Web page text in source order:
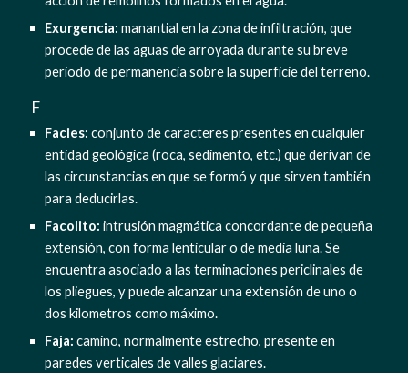
Exurgencia: manantial en la zona de infiltración, que
procede de las aguas de arroyada durante su breve
periodo de permanencia sobre la superficie del terreno.
  F
Facies: conjunto de caracteres presentes en cualquier
entidad geológica (roca, sedimento, etc.) que derivan de
las circunstancias en que se formó y que sirven también
para deducirlas.
Facolito: intrusión magmática concordante de pequeña
extensión, con forma lenticular o de media luna. Se
encuentra asociado a las terminaciones periclinales de
los pliegues, y puede alcanzar una extensión de uno o
dos kilometros como máximo.
Faja: camino, normalmente estrecho, presente en
paredes verticales de valles glaciares.